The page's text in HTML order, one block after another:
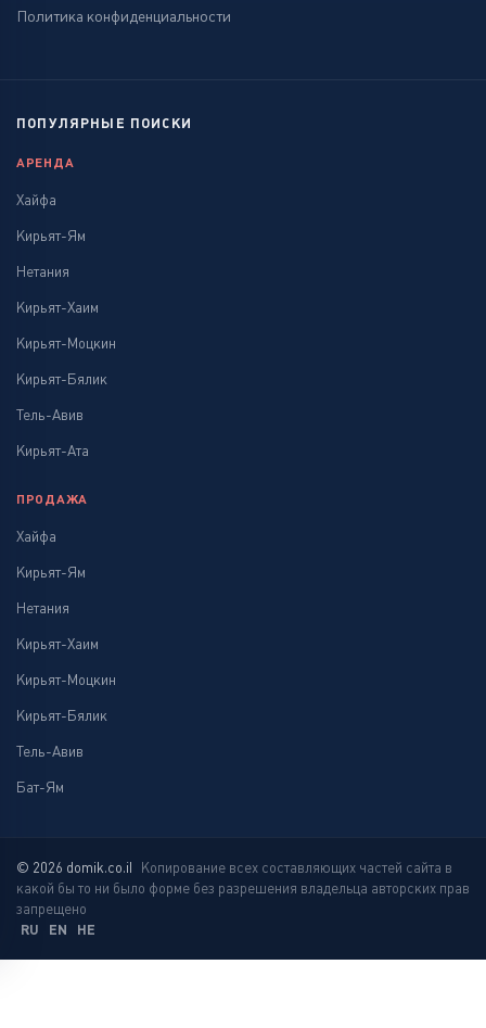
Политика конфиденциальности
ПОПУЛЯРНЫЕ ПОИСКИ
АРЕНДА
Хайфа
Кирьят-Ям
Нетания
Кирьят-Хаим
Кирьят-Моцкин
Кирьят-Бялик
Тель-Авив
Кирьят-Ата
ПРОДАЖА
Хайфа
Кирьят-Ям
Нетания
Кирьят-Хаим
Кирьят-Моцкин
Кирьят-Бялик
Тель-Авив
Бат-Ям
© 2026 domik.co.il
Копирование всех составляющих частей сайта в
какой бы то ни было форме без разрешения владельца авторских прав
запрещено
RU
EN HE